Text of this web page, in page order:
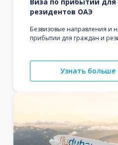
резидентов ОАЭ
Безвизовые направления и
прибытии для граждан и
Узнать больше